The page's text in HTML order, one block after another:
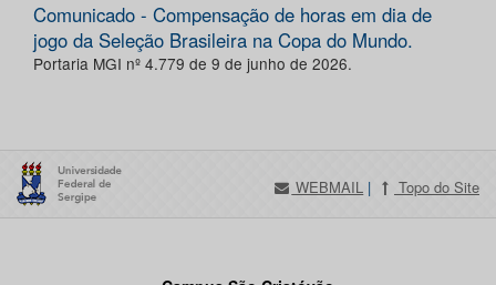
Comunicado - Compensação de horas em dia de
jogo da Seleção Brasileira na Copa do Mundo.
Portaria MGI nº 4.779 de 9 de junho de 2026.
WEBMAIL | Topo do Site